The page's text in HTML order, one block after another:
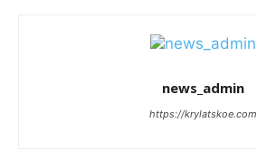
news_admin
https://krylatskoe.com